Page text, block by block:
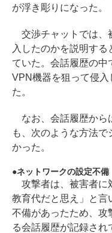
が浮き彫りになった。
交渉チャットでは、
入したのかを説明す
ていた。会話履歴の中
VPN機器を狙って侵入
た。
なお、会話履歴から
も、次のような方法
かった。
ネットワークの設定不備
攻撃者は、被害者に
教育代だと思え」と言
不備があったため、攻
る会話履歴が記録され